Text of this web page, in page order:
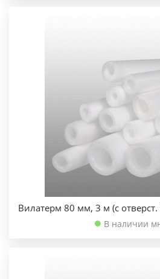
Вилатерм 80 мм, 3 м (с
В наличии